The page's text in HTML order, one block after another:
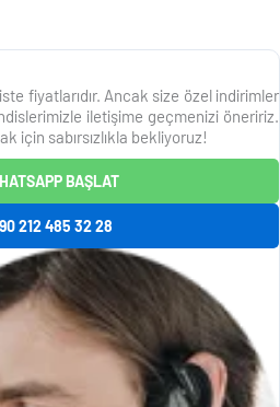
fiyatlarıdır. Ancak size özel indirimler
iletişime geçmenizi öneririz.
için sabırsızlıkla bekliyoruz!
BAŞLAT
212 485 32 28